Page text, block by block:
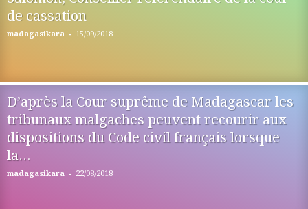
de cassation
madagasikara - 15/09/2018
D’après la Cour suprême de Madagascar les
tribunaux malgaches peuvent recourir aux
dispositions du Code civil français lorsque
la...
madagasikara - 22/08/2018